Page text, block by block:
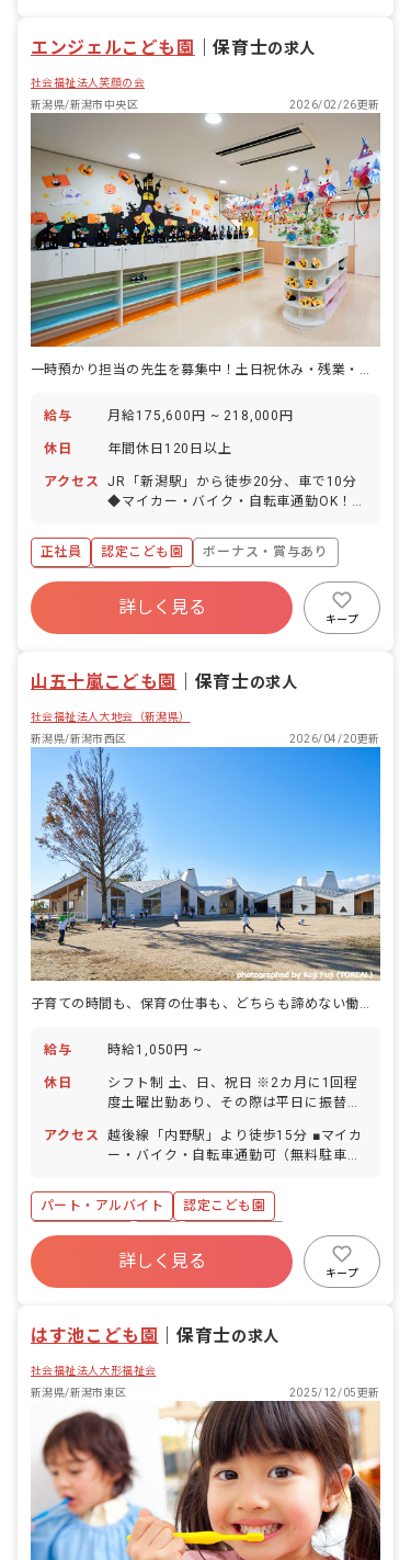
エンジェルこども園 ｜保育士の求人
社会福祉法人笑顔の会
新潟県/新潟市中央区
2026/02/26更新
一時預かり担当の先生を募集中！土日祝休み・残業・持ち帰り一切無し
給与 月給175,600円 ~ 218,000円
休日 年間休日120日以上
アクセス
JR「新潟駅」から徒歩20分、車で10分
◆マイカー・バイク・自転車通勤OK！車
「エンジェル児童療育教室」が隣接して
います。
正社員 認定こども園
ボーナス・賞与あり
年間休日120日以上
寮・住宅・家賃補助あり
社会保険完備
昇給昇進あり
詳しく見る
キープ
山五十嵐こども園 保育士の求人
社会福祉法人大地会（新潟県）
新潟県/新潟市西区
2026/04/20更新
給与 時給1,050円 ~
休日
シフト制 土、日、祝日 ※2カ月に1回程
度土曜出勤あり、その際は平日に振替休
暇 有給休暇（取得率70％／5日以上の連
休相談OK） 産前産後・育児休暇（取得
暇 ※お盆時期の連休取得も相談可能で
す。 ※希望日に特別休暇や有給を使用し
て、お子さんの学校行事参加や家庭の用
事などもOK！
アクセス
越後線「内野駅」より徒歩15分 ■マイカ
ー・バイク・自転車通勤可（無料駐車場
どから通勤している職員が多いです。
パート・アルバイト
認定こども園
社会保険完備
有給
福利厚生充実
産休育休制度
社会福祉法人
詳しく見る
キープ
はす池こども園 ｜保育士の求人
社会福祉法人大形福祉会
新潟県/新潟市東区
2025/12/05更新